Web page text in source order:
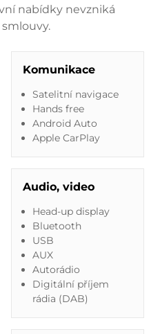
nabídky nevzniká
Komunikace
Satelitní navigace
Hands free
Android Auto
Apple CarPlay
Audio, video
Head-up display
Bluetooth
USB
AUX
Autorádio
Digitální příjem
rádia (DAB)